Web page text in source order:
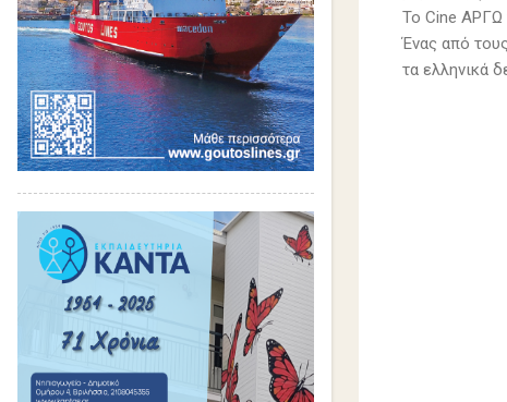
Το Cine ΑΡΓΩ
Ένας από
τα ελληνικά